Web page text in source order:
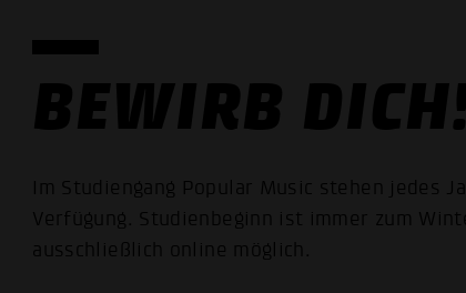
BEWIRB
Im Studiengang Popular Music stehen jedes
Verfügung. Studienbeginn ist immer zum
ausschließlich online möglich.